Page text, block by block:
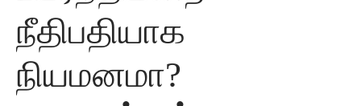
நீதிபதியாக
நியமனமா?